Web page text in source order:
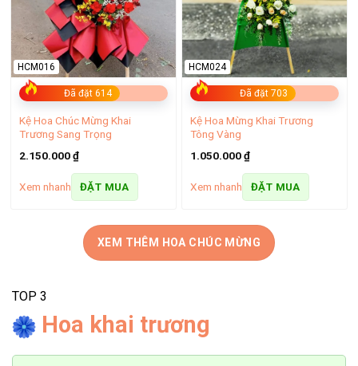
tốt nghiệp tươi thắm từ hướng dương hoặc cẩm tú cầu sẽ
giúp bạn gửi gắm niềm tự hào và sự chúc mừng đến người
thân, bạn bè.
Đã đặt 614
HCM016
Kệ Hoa Chúc Mừng Khai
Trương Sang Trọng
2.150.000₫
Xem nhanh ĐẶT MUA
Đã đặt 703
HCM024
Kệ Hoa Mừng Khai Trương
Tông Vàng
1.050.000₫
Xem nhanh ĐẶT MUA
XEM THÊM HOA CHÚC MỪNG
TOP 3
Hoa khai trương